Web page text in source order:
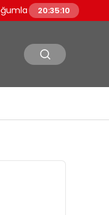
Vatandaşlık Kısıtlanıyor
20:35:11